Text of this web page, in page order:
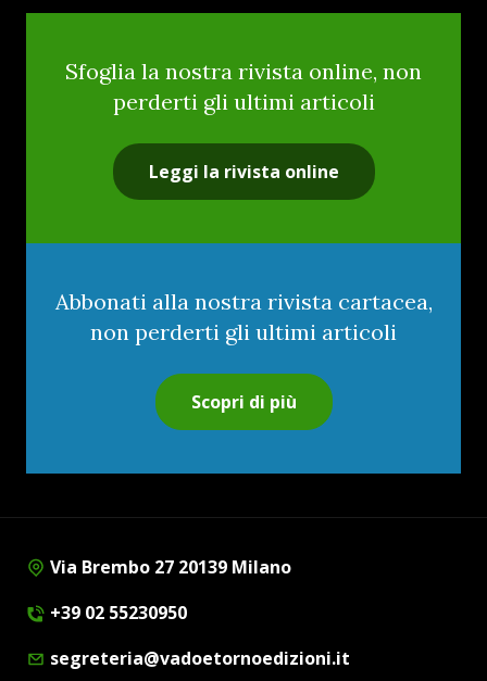
Sfoglia la nostra rivista online, non
perderti gli ultimi articoli
Leggi la rivista online
Abbonati alla nostra rivista cartacea,
non perderti gli ultimi articoli
Scopri di più
Via Brembo 27 20139 Milano
+39 02 55230950
segreteria@vadoetornoedizioni.it